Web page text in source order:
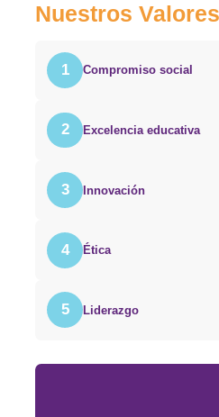
Nuestros Valores
1 Compromiso social
2 Excelencia educativa
3 Innovación
4 Ética
5 Liderazgo